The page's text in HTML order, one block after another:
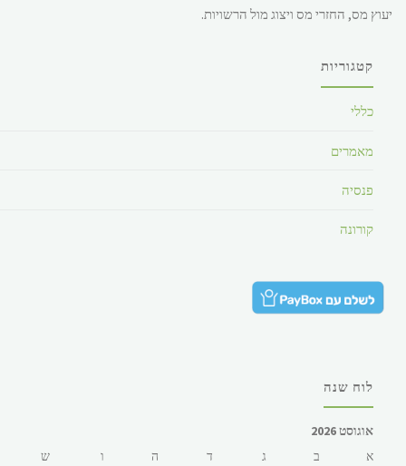
יעוץ מס, החזרי מס ויצוג מול הרשויות.
קטגוריות
כללי
מאמרים
פנסיה
קורונה
לוח שנה
אוגוסט 2026
א
ב ג ד ה ו
ש